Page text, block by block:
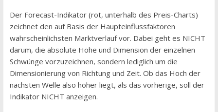
Der Forecast-Indikator (rot, unterhalb des Preis-Charts)
zeichnet den auf Basis der Haupteinflussfaktoren
wahrscheinlichsten Marktverlauf vor. Dabei geht es NICHT
darum, die absolute Höhe und Dimension der einzelnen
Schwünge vorzuzeichnen, sondern lediglich um die
Dimensionierung von Richtung und Zeit. Ob das Hoch der
nächsten Welle also höher liegt, als das vorherige, soll der
Indikator NICHT anzeigen.